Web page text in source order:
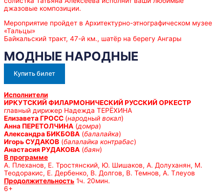
джазовые композиции.
Мероприятие пройдет в Архитектурно-этнографическом музее
«Тальцы»
Байкальский тракт, 47-й км., шатёр на берегу Ангары
МОДНЫЕ НАРОДНЫЕ
Купить билет
Исполнители
ИРКУТСКИЙ ФИЛАРМОНИЧЕСКИЙ РУССКИЙ ОРКЕСТР
главный дирижер Надежда ТЕРЁХИНА
Елизавета ГРОСС (народный вокал)
Анна ПЕРЕТОЛЧИНА (домра)
Александра БИКБОВА (балалайка)
Игорь СУДАКОВ (балалайка контрабас)
Анастасия РУДАКОВА (баян)
В программе
А. Плеханов, Е. Тростянский, Ю. Шишаков, А. Долуханян, М.
Теодоракис, Е. Дербенко, В. Долгов, В. Темнов, А. Тлеуов
Продолжительность 1ч. 20мин.
6+